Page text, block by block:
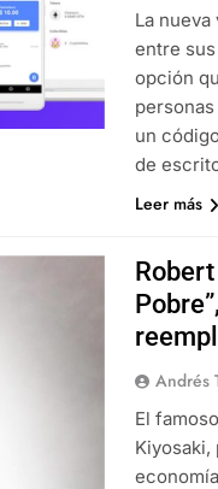
La
entre
opción
un
de
Leer más
Andrés
El